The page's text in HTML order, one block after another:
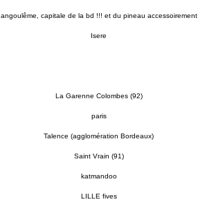
angoulême, capitale de la bd !!! et du pineau accessoirement
Isere
La Garenne Colombes (92)
paris
Talence (agglomération Bordeaux)
Saint Vrain (91)
katmandoo
LILLE fives